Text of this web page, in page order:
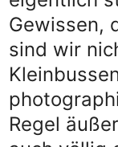
Gewissen,
sind wir
Regel